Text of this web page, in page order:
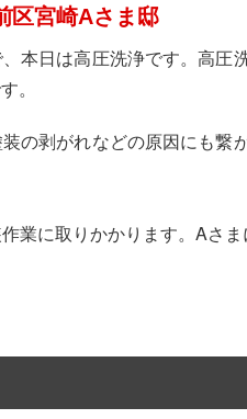
区宮崎Aさま邸
本日は高圧洗浄です。高
。
の剥がれなどの原因にも
業に取りかかります。Aさ